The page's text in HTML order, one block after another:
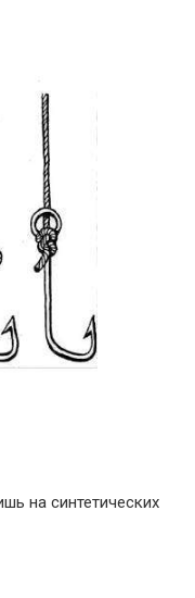
на синтетических